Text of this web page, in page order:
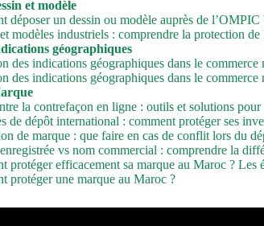
et modèle
déposer un dessin ou modèle auprès de
modèles industriels : comprendre la protection de
géographiques
des indications géographiques dans le commerce
des indications géographiques dans le commerce
la contrefaçon en ligne : outils et solutions pour
de dépôt international : comment protéger ses
de marque : que faire en cas de conflit lors du
vs nom commercial : comprendre la
protéger efficacement sa marque au Maroc ? Les
protéger une marque au Maroc ?